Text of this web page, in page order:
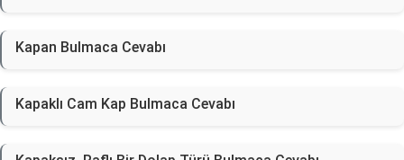
Kapan Bulmaca Cevabı
Kapaklı Cam Kap Bulmaca Cevabı